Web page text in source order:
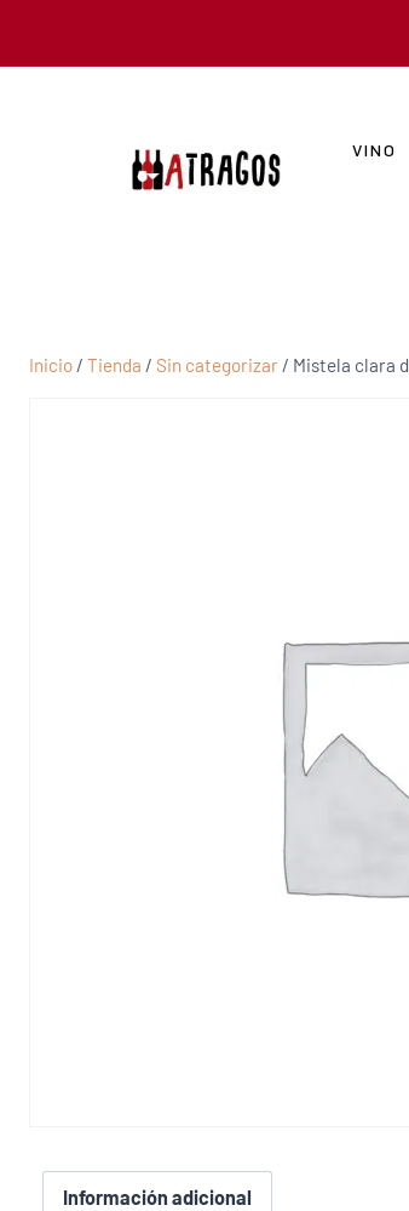
VINO
Inicio / Tienda / Sin categorizar / Mistela clara
Información adicional